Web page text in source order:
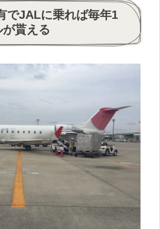
でJALに乗れば毎年1
貰える